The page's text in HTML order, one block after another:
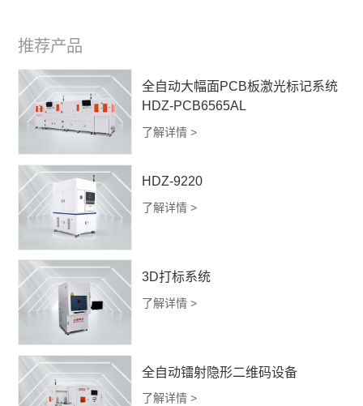
推荐产品
全自动大幅面PCB板激光标记系统
HDZ-PCB6565AL
了解详情 >
HDZ-9220
了解详情 >
3D打标系统
了解详情 >
全自动镭射隐形二维码设备
了解详情 >